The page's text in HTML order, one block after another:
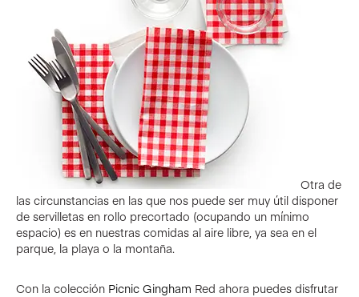
Otra de
las circunstancias en las que nos puede ser muy útil disponer
de servilletas en rollo precortado (ocupando un mínimo
espacio) es en nuestras comidas al aire libre, ya sea en el
parque, la playa o la montaña.
Con la colección Picnic Gingham Red ahora puedes disfrutar